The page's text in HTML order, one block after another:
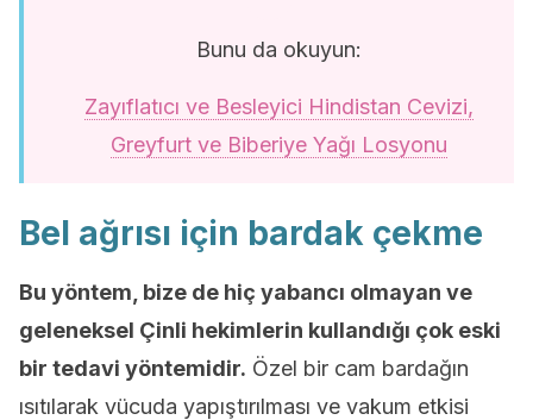
Bunu da okuyun:
Zayıflatıcı ve Besleyici Hindistan Cevizi,
Greyfurt ve Biberiye Yağı Losyonu
Bel ağrısı için bardak çekme
Bu yöntem, bize de hiç yabancı olmayan ve
geleneksel Çinli hekimlerin kullandığı çok eski
bir tedavi yöntemidir. Özel bir cam bardağın
ısıtılarak vücuda yapıştırılması ve vakum etkisi